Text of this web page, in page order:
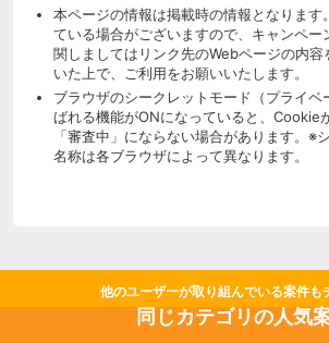
本ページの情報は掲載時の情報となります
ている場合がございますので、キャンペー
関しましてはリンク先のWebページの内容
いた上で、ご利用をお願いいたします。
ブラウザのシークレットモード（プライベ
ばれる機能がONになっていると、Cookie
「審査中」にならない場合があります。※
名称は各ブラウザによって異なります。
他のユーザーが取り組んでいる案件も
同じカテゴリの人気